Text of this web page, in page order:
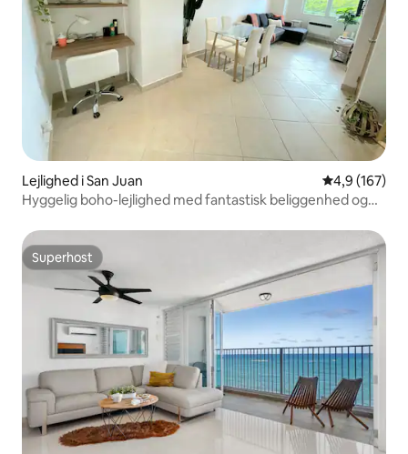
Lejlighed i San Juan 4,9 ud af 5 i
4,9 (167)
Hyggelig boho-lejlighed med fantastisk beliggenhed og
Superhost
Superhost